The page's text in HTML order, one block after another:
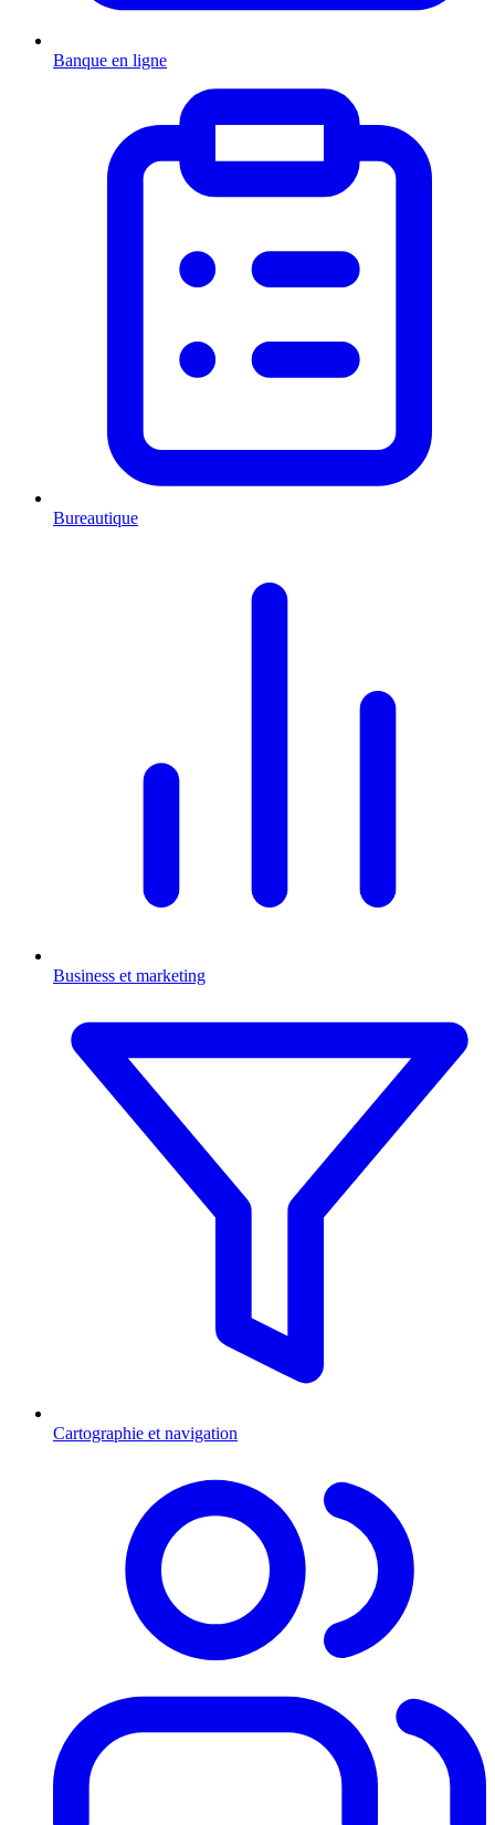
Banque en ligne
Bureautique
Business et marketing
Cartographie et navigation